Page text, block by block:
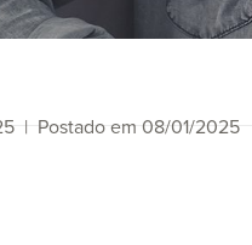
| Postado em 08/01/2025